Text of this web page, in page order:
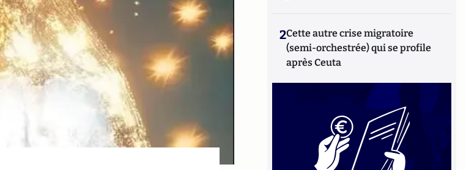
2Cette autre crise migratoire
(semi-orchestrée) qui se profile
après Ceuta